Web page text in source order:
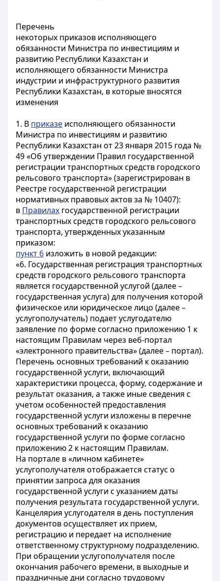
Перечень
некоторых приказов исполняющего
обязанности Министра по инвестициям и
развитию Республики Казахстан и
исполняющего обязанности Министра
индустрии и инфраструктурного развития
Республики Казахстан, в которые вносятся
изменения
1. В приказе исполняющего обязанности
Министра по инвестициям и развитию
Республики Казахстан от 23 января 2015 года №
49 «Об утверждении Правил государственной
регистрации транспортных средств городского
рельсового транспорта» (зарегистрирован в
Реестре государственной регистрации
нормативных правовых актов за № 10407):
в Правилах государственной регистрации
транспортных средств городского рельсового
транспорта, утвержденных указанным
приказом:
пункт 6 изложить в новой редакции:
«6. Государственная регистрация транспортных
средств городского рельсового транспорта
является государственной услугой (далее –
государственная услуга) для получения которой
физическое или юридическое лицо (далее –
услугополучатель) подает услугодателю
заявление по форме согласно приложению 1 к
настоящим Правилам через веб-портал
«электронного правительства» (далее – портал).
Перечень основных требований к оказанию
государственной услуги, включающий
характеристики процесса, форму, содержание и
результат оказания, а также иные сведения с
учетом особенностей предоставления
государственной услуги изложены в перечне
основных требований к оказанию
государственной услуги по форме согласно
приложению 2 к настоящим Правилам.
На портале в «личном кабинете»
услугополучателя отображается статус о
принятии запроса для оказания
государственной услуги с указанием даты
получения результата государственной услуги.
Канцелярия услугодателя в день поступления
документов осуществляет их прием,
регистрацию и передает на исполнение
ответственному структурному подразделению.
При обращении услугополучателя после
окончания рабочего времени, в выходные и
праздничные дни согласно трудовому